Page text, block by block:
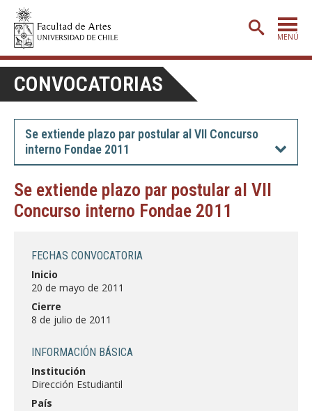
MENÚ
PORTADA
ADMISIÓN
ETAPA BÁSICA
EXTENSIÓN
BIBLIOTECA
DEPARTAMENTOS
Estudiantes
Académicas/os
CONVOCATORIAS
Se extiende plazo par postular al VII Concurso
interno Fondae 2011
Se extiende plazo par postular al VII
Concurso interno Fondae 2011
FECHAS CONVOCATORIA
Inicio
20 de mayo de 2011
Cierre
8 de julio de 2011
INFORMACIÓN BÁSICA
Institución
Dirección Estudiantil
País